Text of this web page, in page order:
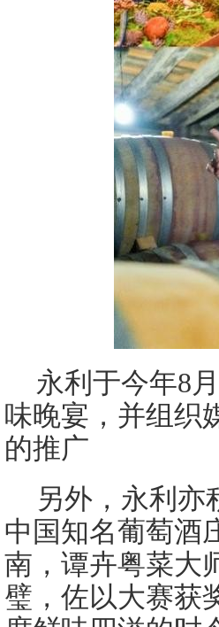
永利于今年8
味晚宴，并组织
的推广
另外，永利亦
中国知名葡萄酒
南，谭卉粤菜大
璧，佐以大赛获